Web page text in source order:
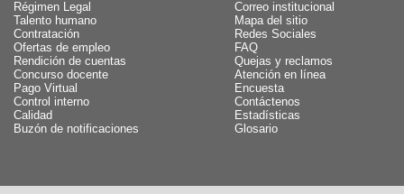
Régimen Legal
Talento humano
Contratación
Ofertas de empleo
Rendición de cuentas
Concurso docente
Pago Virtual
Control interno
Calidad
Buzón de notificaciones
Correo institucional
Mapa del sitio
Redes Sociales
FAQ
Quejas y reclamos
Atención en línea
Encuesta
Contáctenos
Estadísticas
Glosario